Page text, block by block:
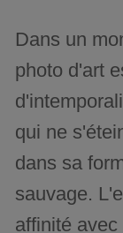
Dans un
photo d'art
qui ne
dans sa
sauvage.
affinité